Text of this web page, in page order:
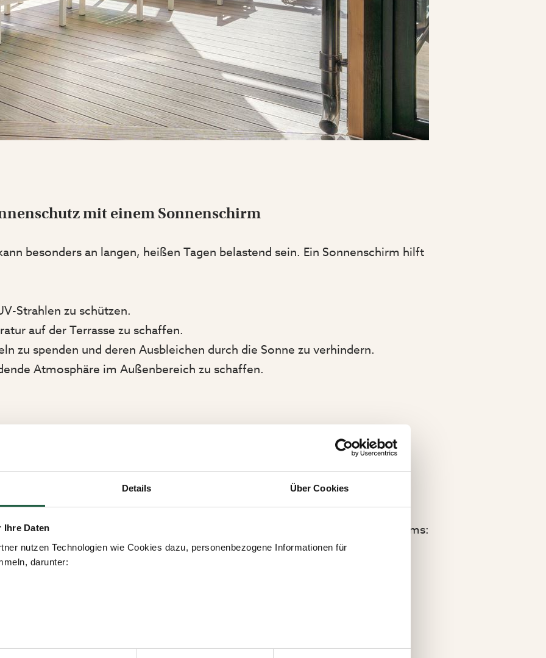
Details Über Cookies
Ihre Daten
nutzen Technologien wie Cookies dazu, personenbezogene Informationen für
darunter:
erteilen Sie Ihre Einwilligung für alle diese Zwecke. Sie können auch entscheiden,
mit einem Sonnenschirm
besonders an langen, heißen Tagen belastend sein. Ein Sonnenschirm hilft
Strahlen zu schützen.
auf der Terrasse zu schaffen.
zu spenden und deren Ausbleichen durch die Sonne zu verhindern.
Atmosphäre im Außenbereich zu schaffen.
und Stil
und flexible Lösung für alle, die mehr Platz unter dem Sonnenschutz
seitlichen Mast statt an einer Mittelstange befestigt ist, können
ohne dass ein Schirmständer im Weg steht. Vorteile eines Ampelschirms:
Sonnenschutz den ganzen Tag über.
für eine langlebige Nutzung.
und elegante Optik.